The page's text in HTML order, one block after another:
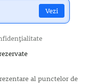
Vezi
al punctelor de